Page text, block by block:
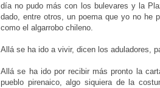
día no pudo más con los bulevares y la
dado, entre otros, un poema que yo no he
como el algarrobo chileno.
Allá se ha ido a vivir, dicen los aduladores,
Allá se ha ido por recibir más pronto la
pueblo pirenaico, algo siquiera de la